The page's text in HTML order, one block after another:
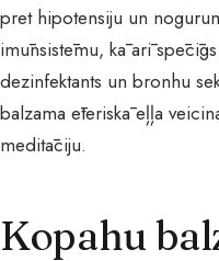
pret hipotensiju un
imūnsistēmu, kā arī
dezinfektants un bronhu
balzama ēteriskā eļļa
meditāciju.
Kopahu